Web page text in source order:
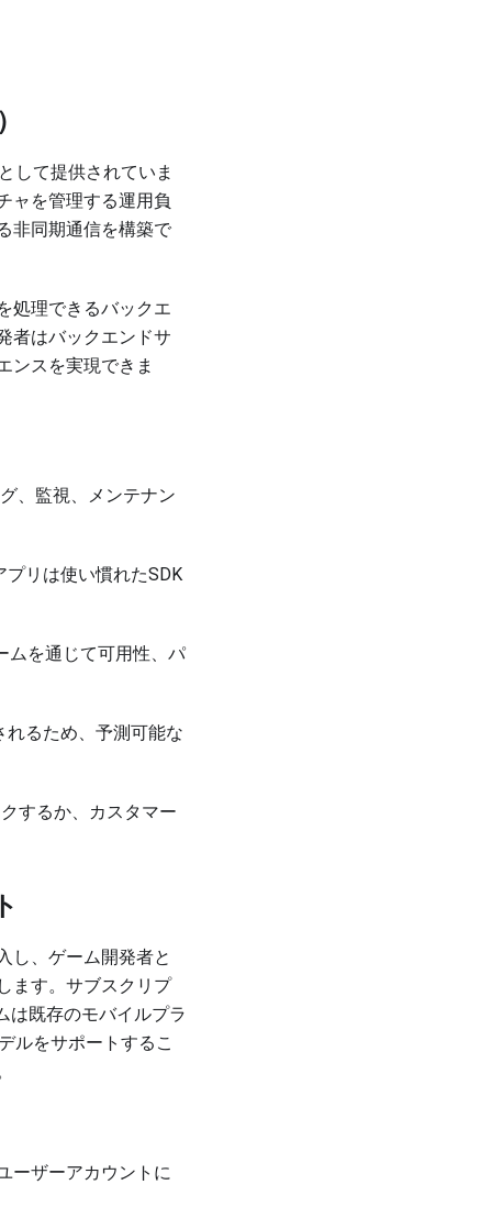
して提供されていま
ャを管理する運用負
非同期通信を構築で
処理できるバックエ
者はバックエンドサ
ンスを実現できま
、監視、メンテナン
リは使い慣れたSDK
ムを通じて可用性、パ
るため、予測可能な
するか、カスタマー
し、ゲーム開発者と
ます。サブスクリプ
は既存のモバイルプラ
ルをサポートするこ
ーザーアカウントに